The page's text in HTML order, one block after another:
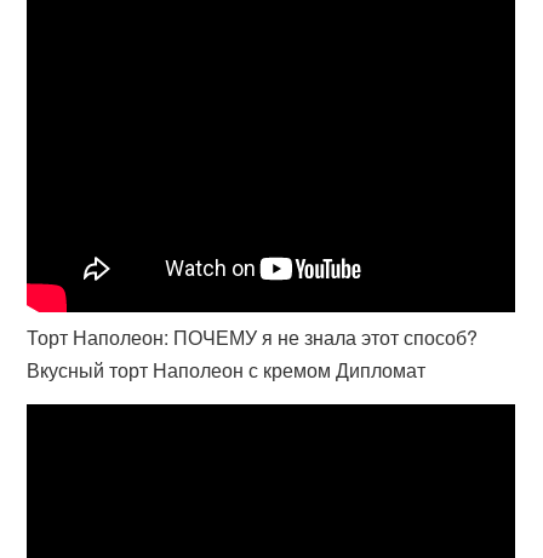
Торт Наполеон: ПОЧЕМУ я не знала этот способ?
Вкусный торт Наполеон с кремом Дипломат